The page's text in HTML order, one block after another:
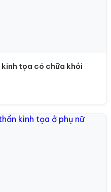
tọa có chữa khỏi